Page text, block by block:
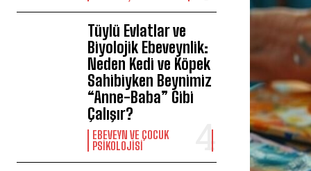
Tüylü Evlatlar ve
Biyolojik Ebeveynlik:
Neden Kedi ve Köpek
Sahibiyken Beynimiz
“Anne-Baba” Gibi
Çalışır?
EBEVEYN VE ÇOCUK
PSIKOLOJISI